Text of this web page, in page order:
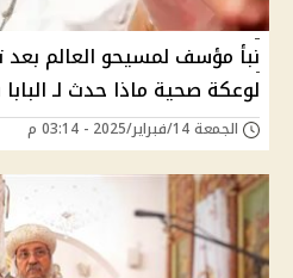
نبأ مؤسف لمسيحو العالم بعد
لوعكة صحية ماذا حدث لـ
الجمعة 14/فبراير/2025 - 03:14 م